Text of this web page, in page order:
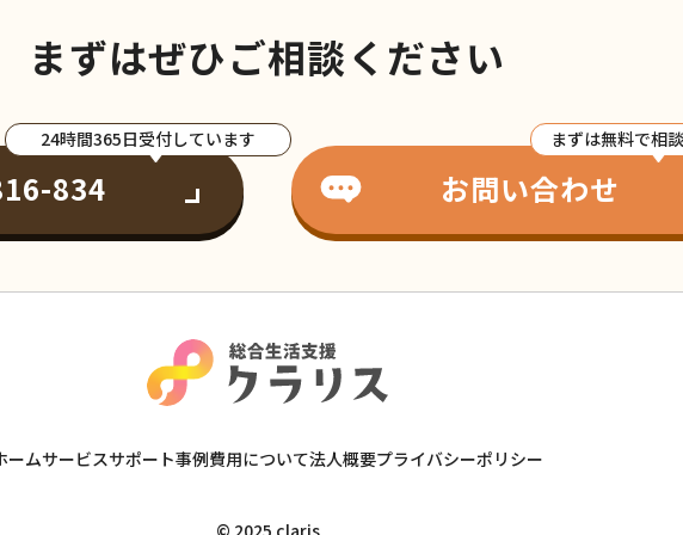
まずはぜひご相談ください
24時間365日受付しています
834
まずは無料で相
お問い合わせ
ームサービスサポート事例費用について法人概要プライバシーポリシー
© 2025 claris